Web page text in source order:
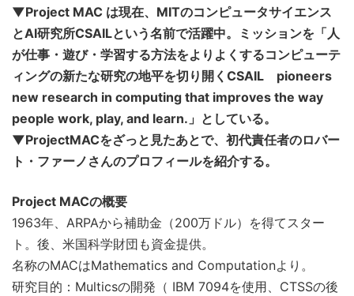
▼Project MAC は現在、MITのコンピュータサイエンス
とAI研究所CSAILという名前で活躍中。ミッションを「人
が仕事・遊び・学習する方法をよりよくするコンピューテ
ィングの新たな研究の地平を切り開くCSAIL pioneers
new research in computing that improves the way
people work, play, and learn.」としている。
▼ProjectMACをざっと見たあとで、初代責任者のロバー
ト・ファーノさんのプロフィールを紹介する。
Project MACの概要
1963年、ARPAから補助金（200万ドル）を得てスター
ト。後、米国科学財団も資金提供。
名称のMACはMathematics and Computationより。
研究目的：Multicsの開発（ IBM 7094を使用、CTSSの後